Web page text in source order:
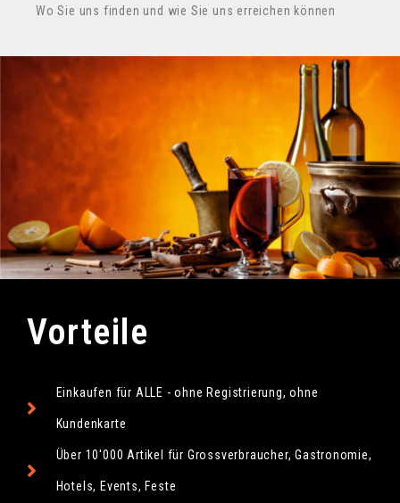
Wo Sie uns finden und wie Sie uns erreichen können
Vorteile
Einkaufen für ALLE - ohne Registrierung, ohne
Kundenkarte
Über 10'000 Artikel für Grossverbraucher, Gastronomie,
Hotels, Events, Feste